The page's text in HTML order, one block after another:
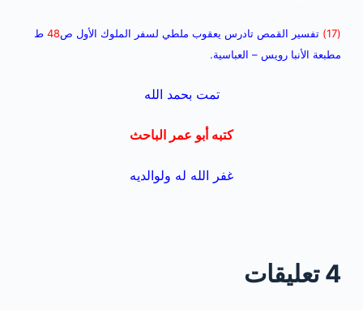
(17) تفسير القمص تادرس يعقوب ملطي لسفر الملوك الأول ص48ط
مطبعة الأنبا رويس –العباسية.
تمت بحمد الله
كتبه أبو عمر الباحث
غفر الله له ولوالديه
4 تعليقات